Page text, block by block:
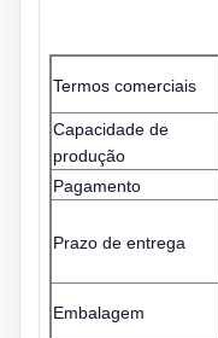
Termos comerciais
Capacidade de
produção
Pagamento
Prazo de entrega
Embalagem